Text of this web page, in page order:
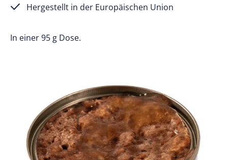
Hergestellt in der Europäischen Union
In einer 95 g Dose.